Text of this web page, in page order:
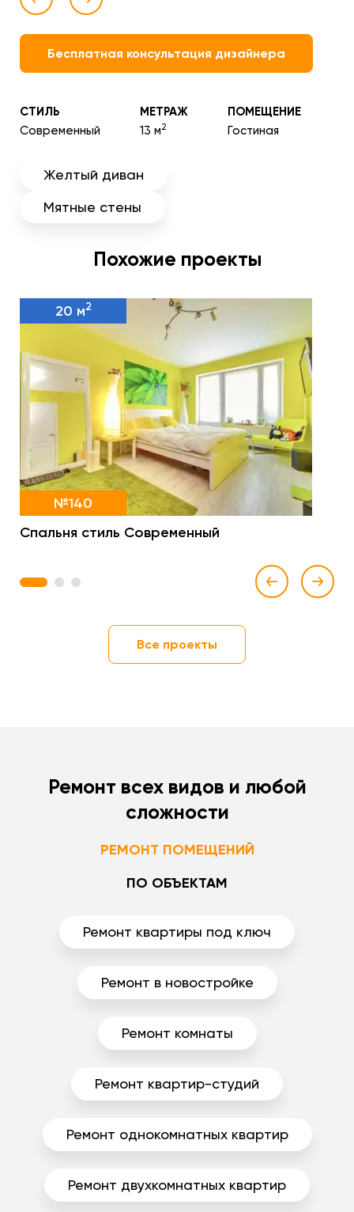
Бесплатная консультация дизайнера
СТИЛЬ
Современный
МЕТРАЖ
13 м2
ПОМЕЩЕНИЕ
Гостиная
Желтый диван
Мятные стены
Похожие проекты
20 м2
№140
Спальня стиль Современный
1 2 3
Все проекты
Ремонт всех видов и любой
сложности
РЕМОНТ ПОМЕЩЕНИЙ
ПО ОБЪЕКТАМ
Ремонт квартиры под ключ
Ремонт в новостройке
Ремонт комнаты
Ремонт квартир-студий
Ремонт однокомнатных квартир
Ремонт двухкомнатных квартир